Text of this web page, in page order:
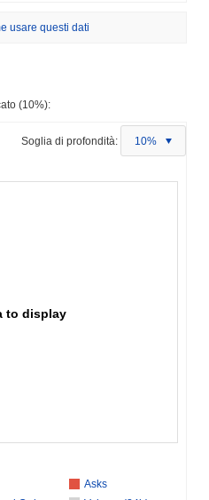
usare questi dati
(10%):
Soglia di profondità: 10%
to display
Asks